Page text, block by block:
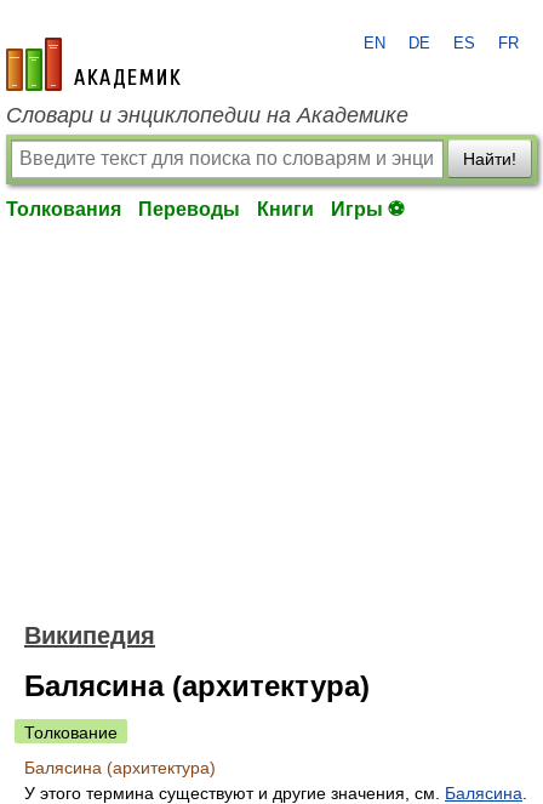
academic.ru
EN DE ES FR
Словари и энциклопедии на Академике
Найти!
Толкования Переводы Книги Игры ⚽
Википедия
Балясина (архитектура)
Толкование
Балясина (архитектура)
У этого термина существуют и другие значения, см. Балясина